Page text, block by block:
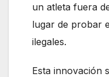
un atleta fuera
lugar de probar
ilegales.
Esta innovación